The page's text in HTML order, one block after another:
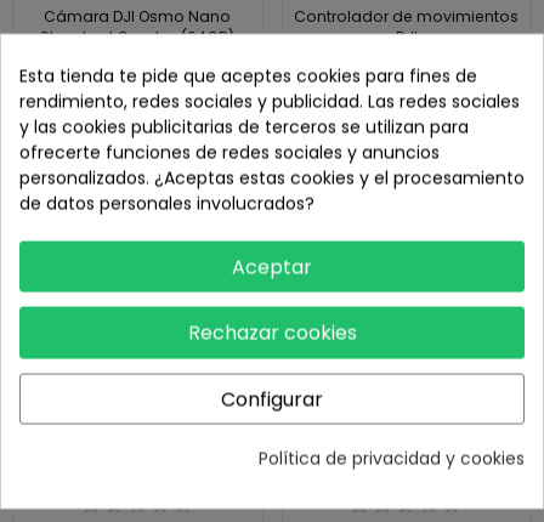
Cámara DJI Osmo Nano
Standard Combo (64GB)
285,00 €
Controlador de movimientos
DJI
149,00 €
¡En oferta!
DJI Care Refresh - Plan de 1
año (DJI Mini 5 Pro)
Esta tienda te pide que aceptes cookies para fines de
rendimiento, redes sociales y publicidad. Las redes sociales
y las cookies publicitarias de terceros se utilizan para
ofrecerte funciones de redes sociales y anuncios
personalizados. ¿Aceptas estas cookies y el procesamiento
de datos personales involucrados?
Aceptar
Rechazar cookies
Configurar
Política de privacidad y cookies